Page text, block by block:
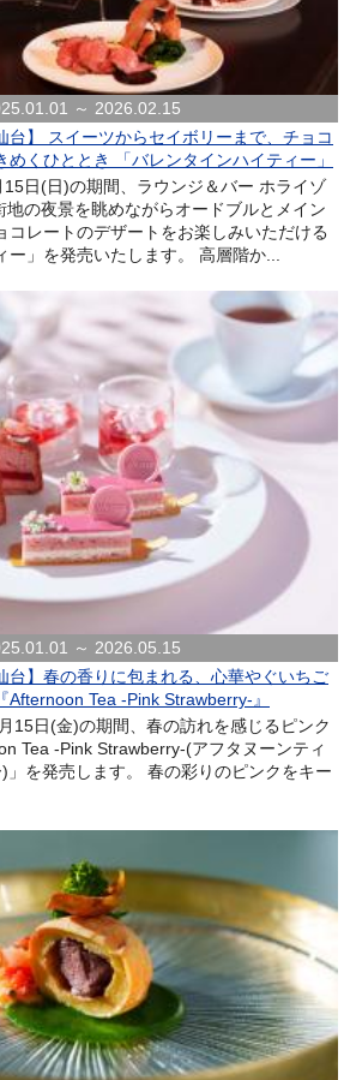
～ 2026.02.15
台】 スイーツからセイボリーまで、チョコ
めくひととき 「バレンタインハイティー」
日(日)の期間、ラウンジ＆バー ホライゾ
地の夜景を眺めながらオードブルとメイン
コレートのデザートをお楽しみいただける
ー」を発売いたします。 高層階か...
～ 2026.05.15
台】春の香りに包まれる、心華やぐいちご
Tea -Pink Strawberry-』
15日(金)の期間、春の訪れを感じるピンク
Tea -Pink Strawberry-(アフタヌーンティ
」を発売します。 春の彩りのピンクをキー